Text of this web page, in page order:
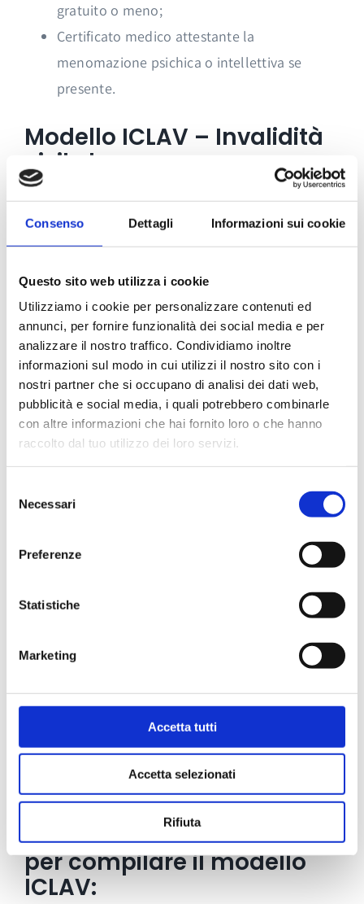
Consenso Dettagli Informazioni sui cookie
Questo sito web utilizza i cookie
Utilizziamo i cookie per personalizzare contenuti ed
annunci, per fornire funzionalità dei social media e per
analizzare il nostro traffico. Condividiamo inoltre
informazioni sul modo in cui utilizzi il nostro sito con i
nostri partner che si occupano di analisi dei dati web,
pubblicità e social media, i quali potrebbero combinarle
con altre informazioni che hai fornito loro o che hanno
raccolto dal tuo utilizzo dei loro servizi.
delNecessari
Preferenze
Statistiche
Marketing
Accetta tutti
Accetta selezionati
Rifiuta
gratuito o meno;
Certificato medico attestante la
menomazione psichica o intellettiva se
presente.
Modello ICLAV – Invalidità
civile lavoro
corso del 2010 e 2011 ha lavorato e l’eventuale
attività lavorativa per un invalido civile parziale
può infatti determinare laperditadel diritto
all’assegno mensile.
Chi sono i soggetti
interessati dall’ICLAV
Invalidi parziali, ricoverati, con solo assegno;
Invalidi parziali, non ricoverati, titolari di
altro reddito, con solo assegno;
Invalidi parziali, ricoverati, titolari di altro
personale pari o inferiore a quello stabilito
anche se non sono stati prodotti redditi.
Documenti da richiedere
per compilare il modello
ICLAV: